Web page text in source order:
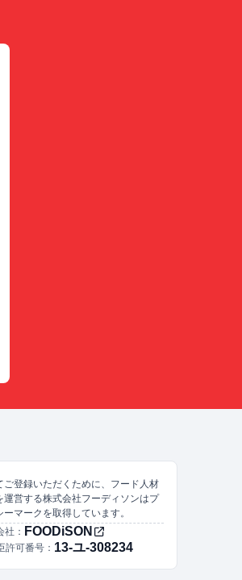
ご登録いただくために、フード人材
運営する株式会社フーディソンはプ
ーマークを取得しています。
社： FOODiSON
許可番号： 13-ユ-308234